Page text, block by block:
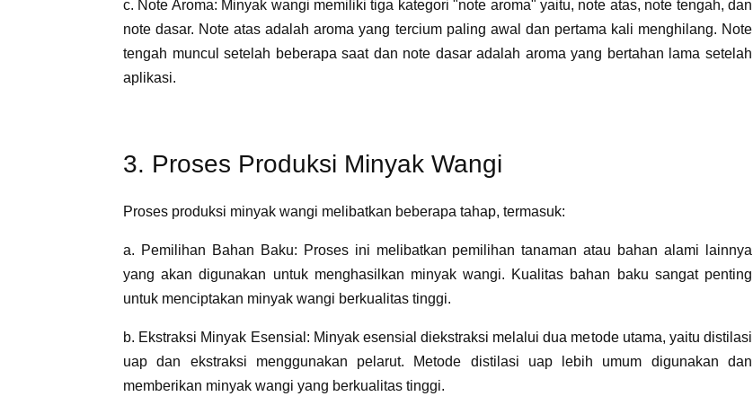
c. Note Aroma: Minyak wangi memiliki tiga kategori "note aroma" yaitu, note atas, note tengah, dan
note dasar. Note atas adalah aroma yang tercium paling awal dan pertama kali menghilang. Note
tengah muncul setelah beberapa saat dan note dasar adalah aroma yang bertahan lama setelah
aplikasi.
3. Proses Produksi Minyak Wangi
Proses produksi minyak wangi melibatkan beberapa tahap, termasuk:
a. Pemilihan Bahan Baku: Proses ini melibatkan pemilihan tanaman atau bahan alami lainnya
yang akan digunakan untuk menghasilkan minyak wangi. Kualitas bahan baku sangat penting
untuk menciptakan minyak wangi berkualitas tinggi.
b. Ekstraksi Minyak Esensial: Minyak esensial diekstraksi melalui dua metode utama, yaitu distilasi
uap dan ekstraksi menggunakan pelarut. Metode distilasi uap lebih umum digunakan dan
memberikan minyak wangi yang berkualitas tinggi.